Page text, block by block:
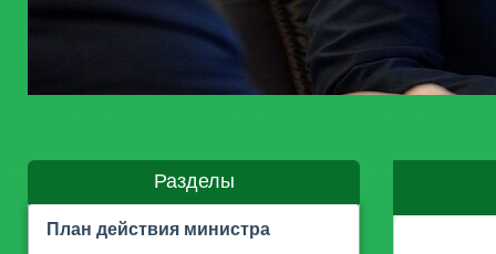
Разделы
План действия министра